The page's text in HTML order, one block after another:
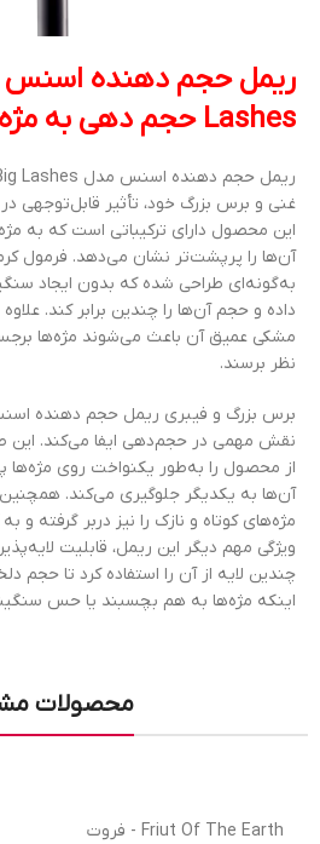
Lashes حجم دهی به مژه ها
غنی و برس بزرگ خود، تأثیر قابل‌توجهی
این محصول دارای ترکیباتی است که به
آن‌ها را پرپشت‌تر نشان می‌دهد. فرمول
به‌گونه‌ای طراحی شده که بدون ایجاد
داده و حجم آن‌ها را چندین برابر کند.
مشکی عمیق آن باعث می‌شوند مژه‌ها
نظر برسند.
نقش مهمی در حجم‌دهی ایفا می‌کند. این
از محصول را به‌طور یکنواخت روی
آن‌ها به یکدیگر جلوگیری می‌کند.
مژه‌های کوتاه و نازک را نیز دربر گرفته
ویژگی مهم دیگر این ریمل، قابلیت
چندین لایه از آن را استفاده کرد تا حجم
اینکه مژه‌ها به هم بچسبند یا حس
محصولات
Friut Of The Earth - فروت